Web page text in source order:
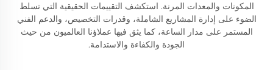
المكونات والمعدات المرنة. استكشف التقييمات الحقيقية التي تسلط
الضوء على إدارة المشاريع الشاملة، وقدرات التخصيص، والدعم الفني
المستمر على مدار الساعة، كما يثق فيها عملاؤنا العالميون من حيث
الجودة والكفاءة والاستدامة.